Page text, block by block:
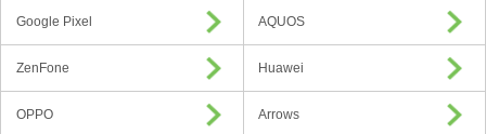
Google Pixel AQUOS
ZenFone Huawei
OPPO Arrows